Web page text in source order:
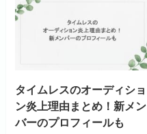
タイムレスのオーディショ
ン炎上理由まとめ！新メン
バーのプロフィールも